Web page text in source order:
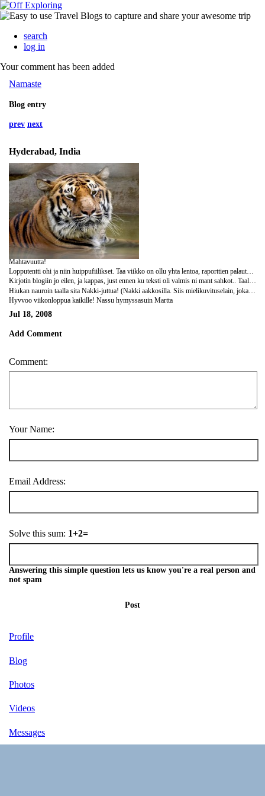
search
log in
Your comment has been added
Namaste
Blog entry
prev next
Hyderabad, India
Mahtavuutta!
Lopputentti ohi ja niin huippufiilikset. Taa viikko on ollu yhta lentoa, raporttien palautusta, muka-kokeeseen-lukua (=hysteriaa pihalla istuskellen ja holottaen kaikkee muuta) ja kaupungilla heilumista. Eilen oli 'paatosjuhlat', intialaista musiikkia ja illallinen ulkona katoksen alla. Aareismukavaa! Ekat tyypit lahteny jo ja hiukan haikeet tunnelmat.. Niin loistoporukkaa taalla, skandinaaveja kyl yhdistaa ainakin samanmoinen kierohko huumor.
Kirjotin blogiin jo eilen, ja kappas, just ennen ku teksti oli valmis ni mant sahkot.. Taal on nyt viikon ajan aina aamuisin ollu muutaman tunnin sahkot pois, en tiia minka takia. Se ei pal haittaa, mut lamminta vetta vahan kaipaa ku oon ny kuukauden kayny kylmas suihkussa :).
Hyvvoo viikonloppua kaikille! Nassu hymyssasuin Martta
Jul 18, 2008
Add Comment
Comment:
Your Name:
Email Address:
Solve this sum: 1+2=
Answering this simple question lets us know you're a real person and
not spam
Post
Profile
Blog
Photos
Videos
Messages